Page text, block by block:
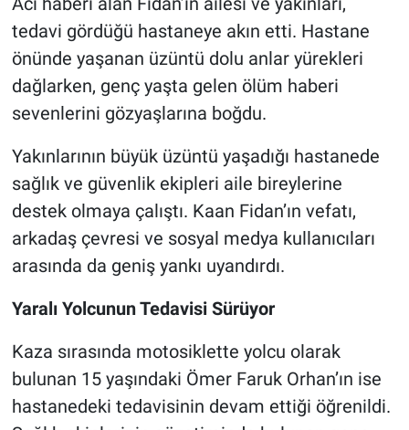
tedavi gördüğü hastaneye akın etti. Hastane
önünde yaşanan üzüntü dolu anlar yürekleri
dağlarken, genç yaşta gelen ölüm haberi
sevenlerini gözyaşlarına boğdu.
Yakınlarının büyük üzüntü yaşadığı hastanede
sağlık ve güvenlik ekipleri aile bireylerine
destek olmaya çalıştı. Kaan Fidan’ın vefatı,
arkadaş çevresi ve sosyal medya kullanıcıları
arasında da geniş yankı uyandırdı.
Yaralı Yolcunun Tedavisi Sürüyor
Kaza sırasında motosiklette yolcu olarak
bulunan 15 yaşındaki Ömer Faruk Orhan’ın ise
hastanedeki tedavisinin devam ettiği öğrenildi.